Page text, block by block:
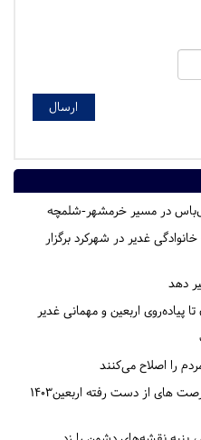
ریل‌باس در مسیر خرمشهر-شلمچه
غدیر در شهرکرد برگزار
پیاده‌روی اربعین و مهمانی غدیر
را اصلاح می‌کنند
کربلا راهی به سوی قدس/ بررسی فرصت های از دست رفته اربعین1403